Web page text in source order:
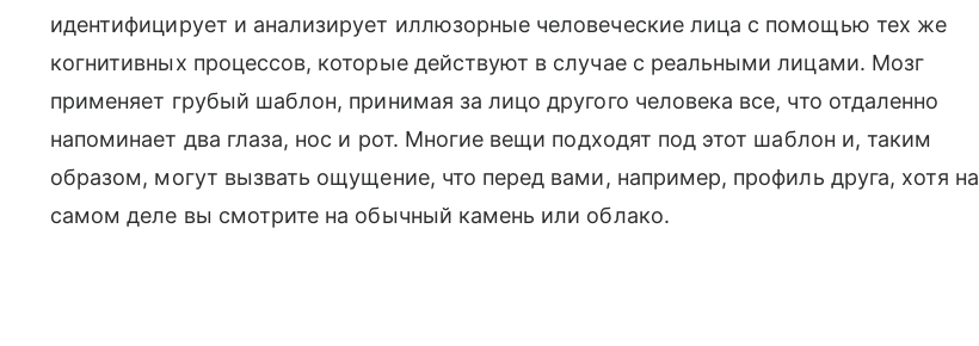
идентифицирует и анализирует иллюзорные человеческие лица с помощью тех же
когнитивных процессов, которые действуют в случае с реальными лицами. Мозг
применяет грубый шаблон, принимая за лицо другого человека все, что отдаленно
напоминает два глаза, нос и рот. Многие вещи подходят под этот шаблон и, таким
образом, могут вызвать ощущение, что перед вами, например, профиль друга, хотя на
самом деле вы смотрите на обычный камень или облако.